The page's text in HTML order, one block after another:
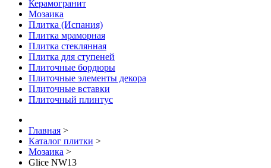
Керамогранит
Мозаика
Плитка (Испания)
Плитка мраморная
Плитка стеклянная
Плитка для ступеней
Плиточные бордюры
Плиточные элементы декора
Плиточные вставки
Плиточный плинтус
Главная >
Каталог плитки >
Мозаика >
Glice NW13